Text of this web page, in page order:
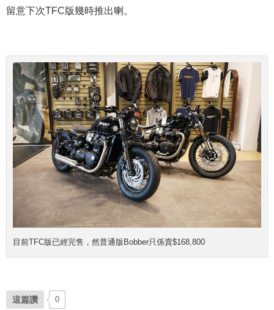
留意下次TFC版幾時推出喇。
目前TFC版已經完售， 然普通版Bobber只係賣$168,800
這篇讚 0